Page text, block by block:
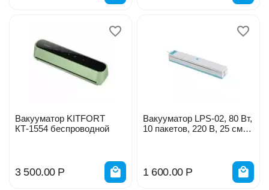
Вакууматор KITFORT
КТ-1554 беспроводной
3 500.00 Р
Вакууматор LPS-02, 80 Вт,
10 пакетов, 220 В, 25 см
1 600.00 Р